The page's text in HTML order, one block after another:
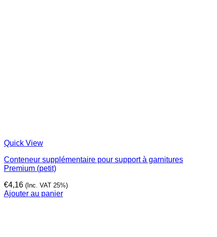
Quick View
Conteneur supplémentaire pour support à garnitures
Premium (petit)
€4,16 (Inc. VAT 25%)
Ajouter au panier